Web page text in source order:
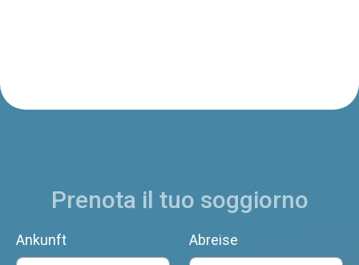
Prenota il tuo soggiorno
Ankunft Abreise